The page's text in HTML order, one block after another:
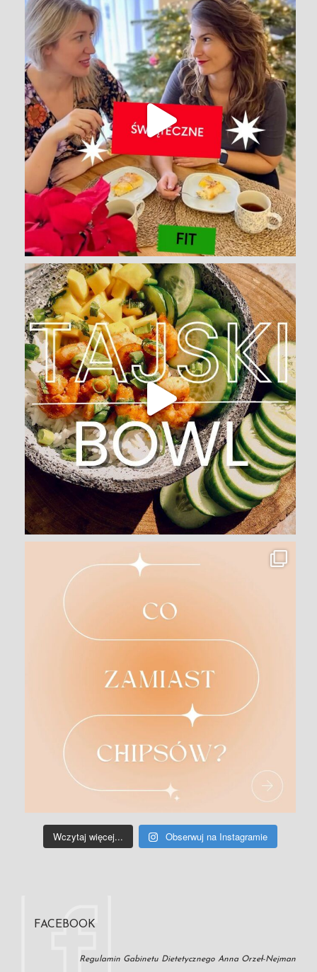
Wczytaj więcej... Obserwuj na Instagramie
FACEBOOK
Regulamin Gabinetu Dietetycznego Anna Orzeł-Nejman